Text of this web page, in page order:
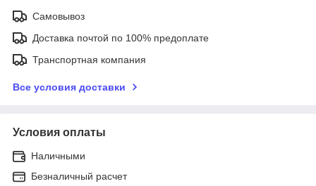
Самовывоз
Доставка почтой по 100% предоплате
Транспортная компания
Все условия доставки
Условия оплаты
Наличными
Безналичный расчет